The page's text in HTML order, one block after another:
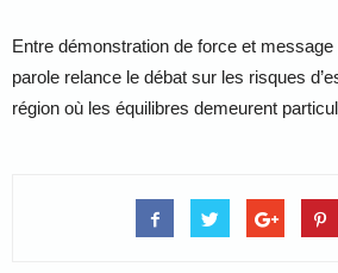
Entre démonstration de force et
parole relance le débat sur les risques
région où les équilibres demeurent